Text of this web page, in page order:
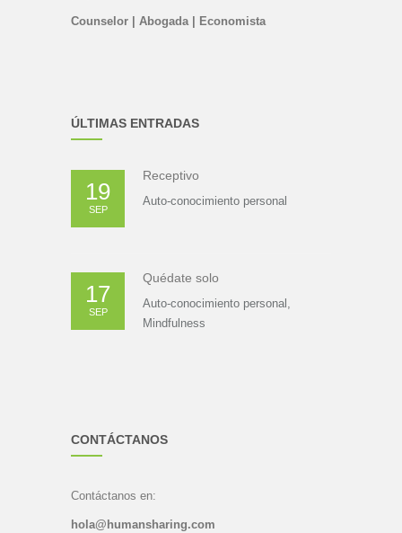
Counselor | Abogada | Economista
ÚLTIMAS ENTRADAS
19
SEP
Receptivo
Auto-conocimiento personal
17
SEP
Quédate solo
Auto-conocimiento personal ,
Mindfulness
CONTÁCTANOS
Contáctanos en:
hola@humansharing.com